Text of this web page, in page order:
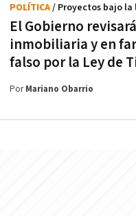
El Gobierno
inmobiliaria y en
falso por la Ley de
POLÍTICA/ Proyectos bajo la
PorMariano Obarrio